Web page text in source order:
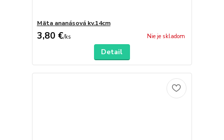
Mäta ananásová kv.14cm
3,80 €/ks Nie je skladom
Detail